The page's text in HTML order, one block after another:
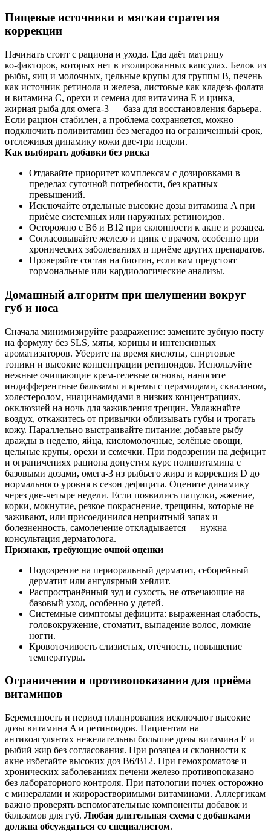
Пищевые источники и мягкая стратегия
коррекции
Начинать стоит с рациона и ухода. Еда даёт матрицу
ко‑факторов, которых нет в изолированных капсулах. Белок из
рыбы, яиц и молочных, цельные крупы для группы B, печень
как источник ретинола и железа, листовые как кладезь фолата
и витамина C, орехи и семена для витамина E и цинка,
жирная рыба для омега‑3 — база для восстановления барьера.
Если рацион стабилен, а проблема сохраняется, можно
подключить поливитамин без мегадоз на ограниченный срок,
отслеживая динамику кожи две‑три недели.
Как выбирать добавки без риска
Отдавайте приоритет комплексам с дозировками в
пределах суточной потребности, без кратных
превышений.
Исключайте отдельные высокие дозы витамина A при
приёме системных или наружных ретиноидов.
Осторожно с B6 и B12 при склонности к акне и розацеа.
Согласовывайте железо и цинк с врачом, особенно при
хронических заболеваниях и приёме других препаратов.
Проверяйте состав на биотин, если вам предстоят
гормональные или кардиологические анализы.
Домашный алгоритм при шелушении вокруг
губ и носа
Сначала минимизируйте раздражение: замените зубную пасту
на формулу без SLS, мяты, корицы и интенсивных
ароматизаторов. Уберите на время кислоты, спиртовые
тоники и высокие концентрации ретиноидов. Используйте
нежные очищающие крем‑гелевые основы, наносите
индифферентные бальзамы и кремы с церамидами, скваланом,
холестеролом, ниацинамидами в низких концентрациях,
окклюзией на ночь для заживления трещин. Увлажняйте
воздух, откажитесь от привычки облизывать губы и трогать
кожу. Параллельно выстраивайте питание: добавьте рыбу
дважды в неделю, яйца, кисломолочные, зелёные овощи,
цельные крупы, орехи и семечки. При подозрении на дефицит
и ограничениях рациона допустим курс поливитамина с
базовыми дозами, омега‑3 из рыбьего жира и коррекция D до
нормального уровня в сезон дефицита. Оцените динамику
через две‑четыре недели. Если появились папулки, жжение,
корки, мокнутие, резкое покраснение, трещины, которые не
заживают, или присоединился неприятный запах и
болезненность, самолечение откладывается — нужна
консультация дерматолога.
Признаки, требующие очной оценки
Подозрение на периоральный дерматит, себорейный
дерматит или ангулярный хейлит.
Распространённый зуд и сухость, не отвечающие на
базовый уход, особенно у детей.
Системные симптомы дефицита: выраженная слабость,
головокружение, стоматит, выпадение волос, ломкие
ногти.
Кровоточивость слизистых, отёчность, повышение
температуры.
Ограничения и противопоказания для приёма
витаминов
Беременность и период планирования исключают высокие
дозы витамина A и ретиноидов. Пациентам на
антикоагулянтах нежелательны большие дозы витамина E и
рыбий жир без согласования. При розацеа и склонности к
акне избегайте высоких доз B6/B12. При гемохроматозе и
хронических заболеваниях печени железо противопоказано
без лабораторного контроля. При патологии почек осторожно
с минералами и жирорастворимыми витаминами. Аллергикам
важно проверять вспомогательные компоненты добавок и
бальзамов для губ. Любая длительная схема с добавками
должна обсуждаться со специалистом.